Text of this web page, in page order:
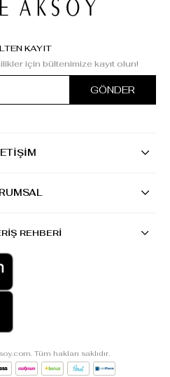
KAYIT
için bültenimize kayıt olun!
GÖNDER
REHBERİ
Tüm hakları saklıdır.